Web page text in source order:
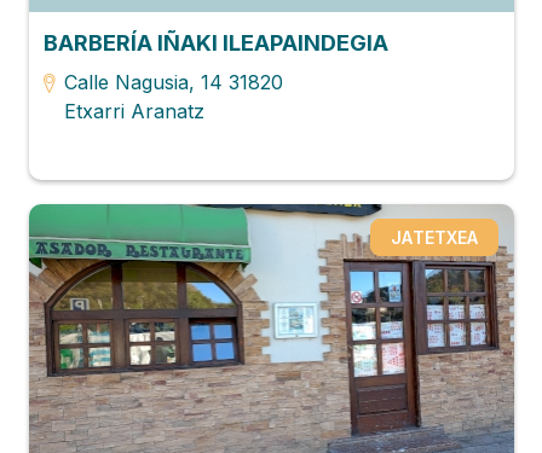
BARBERÍA IÑAKI ILEAPAINDEGIA
Calle Nagusia, 14 31820
Etxarri Aranatz
JATETXEA